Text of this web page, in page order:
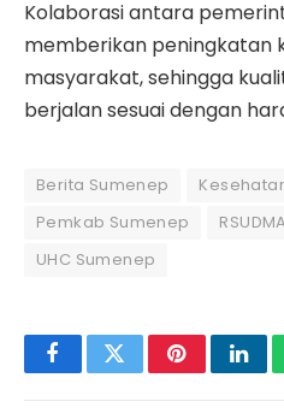
Kolaborasi antara
memberikan peningkatan
masyarakat, sehingga
berjalan sesuai dengan
Berita Sumenep
Pemkab Sumenep
UHC Sumenep
FacebookTwitterPinterest